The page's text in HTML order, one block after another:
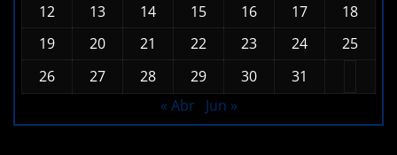
12
13 14 15 16 17
18
19
20 21 22 23 24
25
26
27 28 29 30
31
« Abr
Jun »